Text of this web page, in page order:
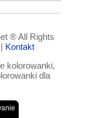
® All Rights
| Kontakt
kolorowanki,
dla